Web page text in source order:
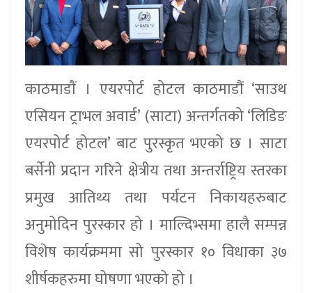
काठमाडाैं । एयरपोर्ट होटल काठमाडौं ‘साउथ
एसियन ट्राभल अवार्ड’ (साटा) अन्तर्गतको ‘लिडिङ
एयरपोर्ट होटल’ बाट पुरस्कृत भएको छ । साटा
बर्सेनी प्रदान गरिने क्षेत्रीय तथा अन्तर्राष्ट्रिय स्तरका
प्रमुख आतिथ्य तथा पर्यटन निकायहरुबाट
अनुमोदिन पुरस्कार हो । माल्दिभ्समा हालै सम्पन्न
विशेष कार्यक्रममा सो पुरस्कार १० विधाका ३७
शीर्षकहरुमा घोषणा भएको हो ।